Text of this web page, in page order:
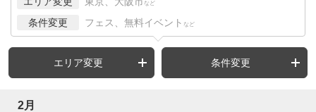
など
条件変更 フェス、無料イベント など
エリア変更 条件変更
2月